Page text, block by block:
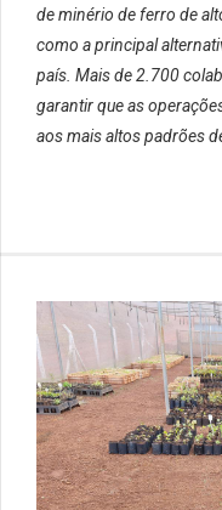
de minério de ferro de
como a principal
país. Mais de 2.700
garantir que as
aos mais altos padrões